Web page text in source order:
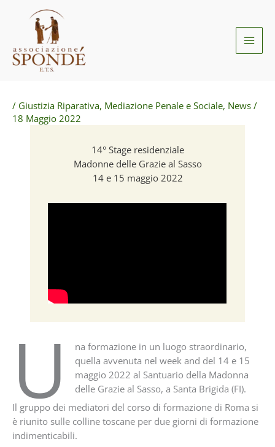
contenuto
/ Giustizia Riparativa, Mediazione Penale e Sociale, News /
18 Maggio 2022
14° Stage residenziale
Madonne delle Grazie al Sasso
14 e 15 maggio 2022
U
na formazione in un luogo straordinario,
quella avvenuta nel week and del 14 e 15
maggio 2022 al Santuario della Madonna
delle Grazie al Sasso, a Santa Brigida (FI).
Il gruppo dei mediatori del corso di formazione di Roma si
è riunito sulle colline toscane per due giorni di formazione
indimenticabili.